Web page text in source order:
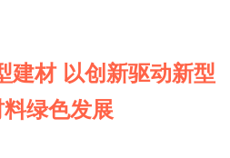
建材 以创新驱动新型
绿色发展